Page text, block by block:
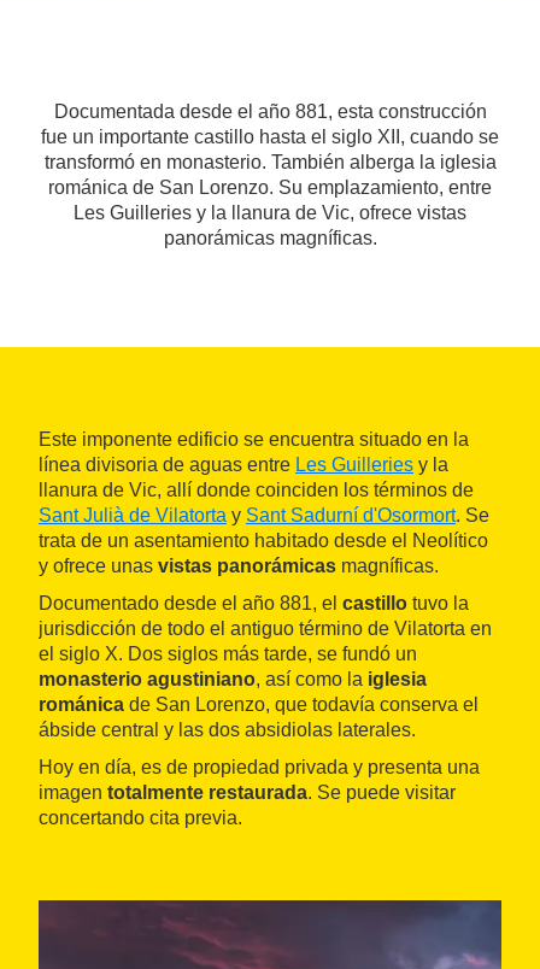
Documentada desde el año 881, esta construcción
fue un importante castillo hasta el siglo XII, cuando se
transformó en monasterio. También alberga la iglesia
románica de San Lorenzo. Su emplazamiento, entre
Les Guilleries y la llanura de Vic, ofrece vistas
panorámicas magníficas.
Este imponente edificio se encuentra situado en la
línea divisoria de aguas entre Les Guilleries y la
llanura de Vic, allí donde coinciden los términos de
Sant Julià de Vilatorta y Sant Sadurní d'Osormort. Se
trata de un asentamiento habitado desde el Neolítico
y ofrece unas vistas panorámicas magníficas.
Documentado desde el año 881, el castillo tuvo la
jurisdicción de todo el antiguo término de Vilatorta en
el siglo X. Dos siglos más tarde, se fundó un
monasterio agustiniano, así como la iglesia
románica de San Lorenzo, que todavía conserva el
ábside central y las dos absidiolas laterales.
Hoy en día, es de propiedad privada y presenta una
imagen totalmente restaurada. Se puede visitar
concertando cita previa.